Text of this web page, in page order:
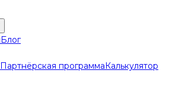
Блог
Партнёрская программаКалькулятор